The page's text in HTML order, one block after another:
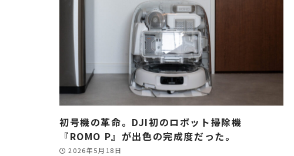
初号機の革命。DJI初のロボット掃除機
『ROMO P』が出色の完成度だった。
2026年5月18日